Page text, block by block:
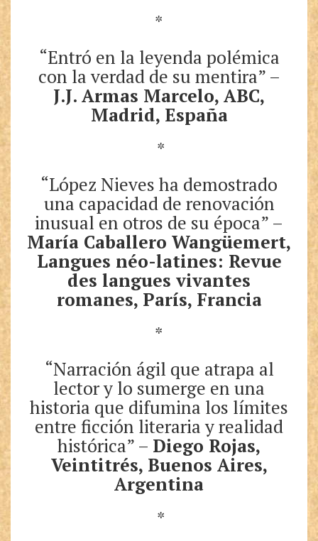
*
“Entró en la leyenda polémica
con la verdad de su mentira” –
J.J. Armas Marcelo, ABC,
Madrid, España
*
“López Nieves ha demostrado
una capacidad de renovación
inusual en otros de su época” –
María Caballero Wangüemert,
Langues néo-latines: Revue
des langues vivantes
romanes, París, Francia
*
“Narración ágil que atrapa al
lector y lo sumerge en una
historia que difumina los límites
entre ficción literaria y realidad
histórica” – Diego Rojas,
Veintitrés, Buenos Aires,
Argentina
*